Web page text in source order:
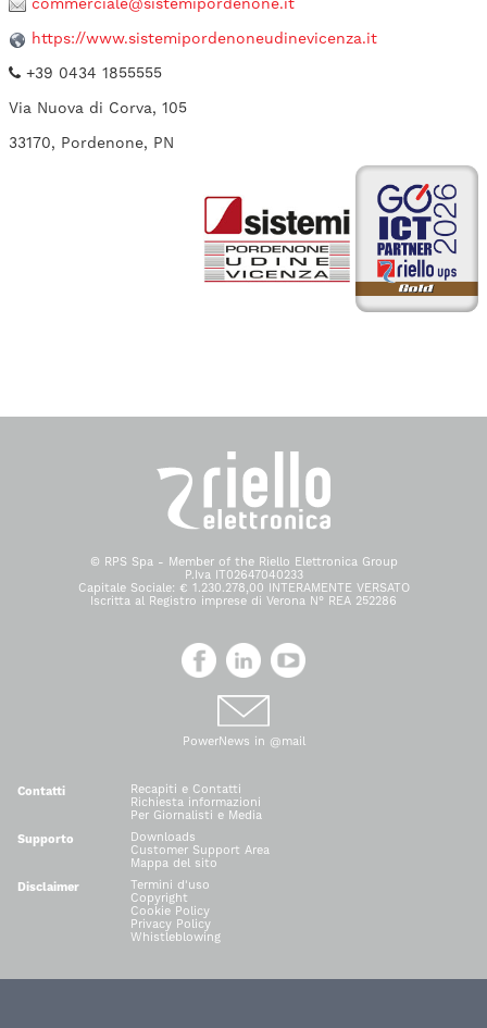
commerciale@sistemipordenone.it
https://www.sistemipordenoneudinevicenza.it
+39 0434 1855555
Via Nuova di Corva, 105
33170, Pordenone, PN
© RPS Spa - Member of the Riello Elettronica Group
P.Iva IT02647040233
Capitale Sociale: € 1.230.278,00 INTERAMENTE VERSATO
Iscritta al Registro imprese di Verona N° REA 252286
PowerNews in @mail
Contatti
Recapiti e Contatti
Richiesta informazioni
Per Giornalisti e Media
Supporto
Downloads
Customer Support Area
Mappa del sito
Disclaimer
Termini d'uso
Copyright
Cookie Policy
Privacy Policy
Whistleblowing